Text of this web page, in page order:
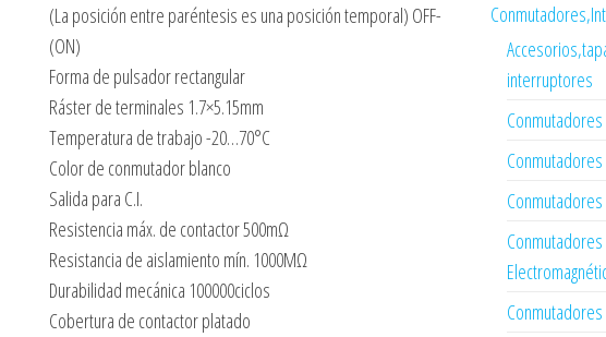
(La posición entre paréntesis es una posición temporal) OFF-
(ON)
Forma de pulsador rectangular
Ráster de terminales 1.7×5.15mm
Temperatura de trabajo -20…70°C
Color de conmutador blanco
Salida para C.I.
Resistencia máx. de contactor 500mΩ
Resistancia de aislamiento mín. 1000MΩ
Durabilidad mecánica 100000ciclos
Cobertura de contactor platado
interruptores